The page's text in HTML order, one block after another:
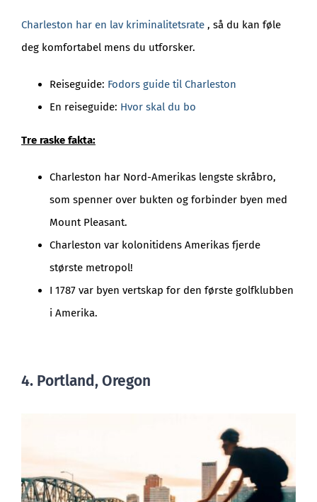
Charleston har en lav kriminalitetsrate, så du kan føle
deg komfortabel mens du utforsker.
Reiseguide: Fodors guide til Charleston
En reiseguide: Hvor skal du bo
Tre raske fakta:
Charleston har Nord-Amerikas lengste skråbro,
som spenner over bukten og forbinder byen med
Mount Pleasant.
Charleston var kolonitidens Amerikas fjerde
største metropol!
I 1787 var byen vertskap for den første golfklubben
i Amerika.
4. Portland, Oregon